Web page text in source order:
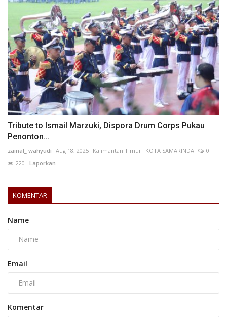
Tribute to Ismail Marzuki, Dispora Drum Corps Pukau
Penonton...
zainal_ wahyudi Aug 18, 2025 Kalimantan Timur KOTA SAMARINDA
0
220 Laporkan
KOMENTAR
Name
Email
Komentar